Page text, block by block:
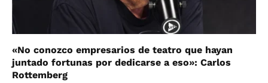
«No conozco empresarios de teatro que hayan
juntado fortunas por dedicarse a eso»: Carlos
Rottemberg